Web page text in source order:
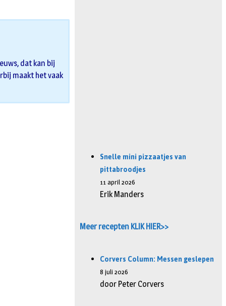
dat kan bij
maakt het vaak
Snelle mini pizzaatjes van
pittabroodjes
11 april 2026
Erik Manders
Meer recepten KLIK HIER>>
Corvers Column: Messen geslepen
8 juli 2026
door Peter Corvers